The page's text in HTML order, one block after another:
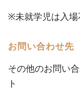
※未就学児は入場
お問い合わせ先
その他のお問い
ト